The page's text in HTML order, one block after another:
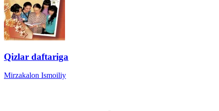
Qizlar daftariga
Mirzakalon Ismoiliy